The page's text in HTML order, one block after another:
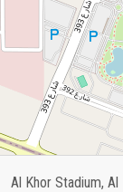
Al Khor Stadium, Al